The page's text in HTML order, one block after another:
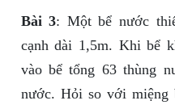
Bài 3: Một bể nước
cạnh dài 1,5m. Khi bể
vào bể tổng 63 thùng
nước. Hỏi so với miệng